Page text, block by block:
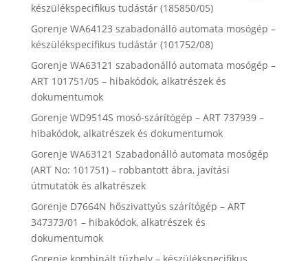
készülékspecifikus tudástár (185850/05)
Gorenje WA64123 szabadonálló automata mosógép –
készülékspecifikus tudástár (101752/08)
Gorenje WA63121 szabadonálló automata mosógép –
ART 101751/05 – hibakódok, alkatrészek és
dokumentumok
Gorenje WD9514S mosó-szárítógép – ART 737939 –
hibakódok, alkatrészek és dokumentumok
Gorenje WA63121 Szabadonálló automata mosógép
(ART No: 101751) – robbantott ábra, javítási
útmutatók és alkatrészek
Gorenje D7664N hőszivattyús szárítógép – ART
347373/01 – hibakódok, alkatrészek és
dokumentumok
Gorenje kombinált tűzhely – készülékspecifikus